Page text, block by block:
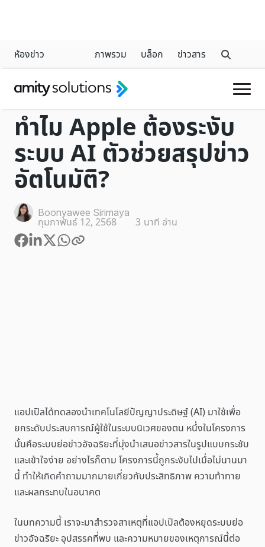
ห้องข่าว ภาพรวม บล็อก ข่าวสาร
GENERATIVE AI
ทำไม Apple ต้องระงับ
ระบบ AI ตัวช่วยสรุปข่าว
อัตโนมัติ?
Boonyawee Sirimaya
กุมภาพันธ์ 12, 2568 3 นาที อ่าน
แอปเปิลได้ทดลองนำเทคโนโลยีปัญญาประดิษฐ์ (AI) มาใช้เพื่อ
ยกระดับประสบการณ์ผู้ใช้ในระบบนิเวศของตน หนึ่งในโครงการ
นั้นคือระบบย่อข่าวอัจฉริยะที่มุ่งนำเสนอข่าวสารในรูปแบบกระชับ
และเข้าใจง่าย อย่างไรก็ตาม โครงการนี้ถูกระงับไปเมื่อไม่นานมา
นี้ ทำให้เกิดคำถามมากมายเกี่ยวกับประสิทธิภาพ ความท้าทาย
และผลกระทบในอนาคต
ในบทความนี้ เราจะมาสำรวจสาเหตุที่แอปเปิลต้องหยุดระบบย่อ
ข่าวอัจฉริยะ อุปสรรคที่พบ และความหมายของเหตุการณ์นี้ต่อ